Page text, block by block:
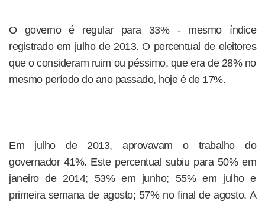
O governo é regular para 33% - mesmo índice
registrado em julho de 2013. O percentual de eleitores
que o consideram ruim ou péssimo, que era de 28% no
mesmo período do ano passado, hoje é de 17%.
Em julho de 2013, aprovavam o trabalho do
governador 41%. Este percentual subiu para 50% em
janeiro de 2014; 53% em junho; 55% em julho e
primeira semana de agosto; 57% no final de agosto. A